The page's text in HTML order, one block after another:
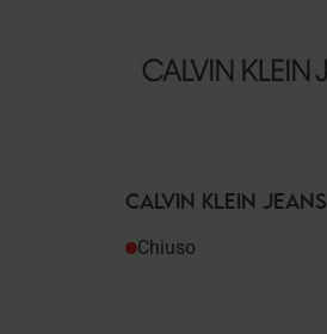
CALVIN KLEIN JEANS
Chiuso